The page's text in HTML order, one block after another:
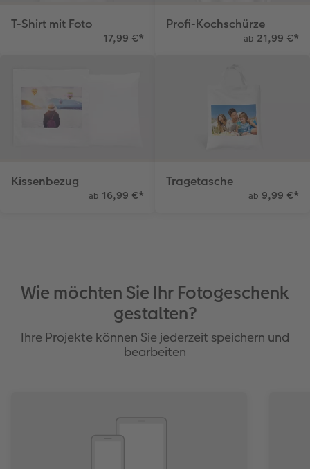
T-Shirt mit Foto
17,99 €*
Profi-Kochschürze
ab 21,99 €*
Kissenbezug
ab 16,99 €*
Tragetasche
ab 9,99 €*
Wie möchten Sie Ihr Fotogeschenk
gestalten?
Ihre Projekte können Sie jederzeit speichern und
bearbeiten